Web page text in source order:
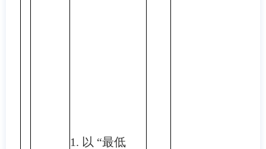
1. 以 “最低